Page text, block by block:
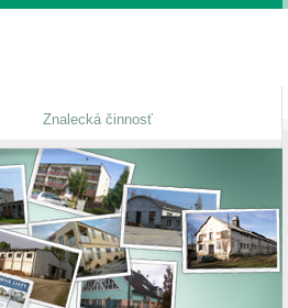
Znalecká činnosť